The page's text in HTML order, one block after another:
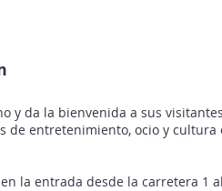
y da la bienvenida a sus visitantes
de entretenimiento, ocio y cultura
la entrada desde la carretera 1